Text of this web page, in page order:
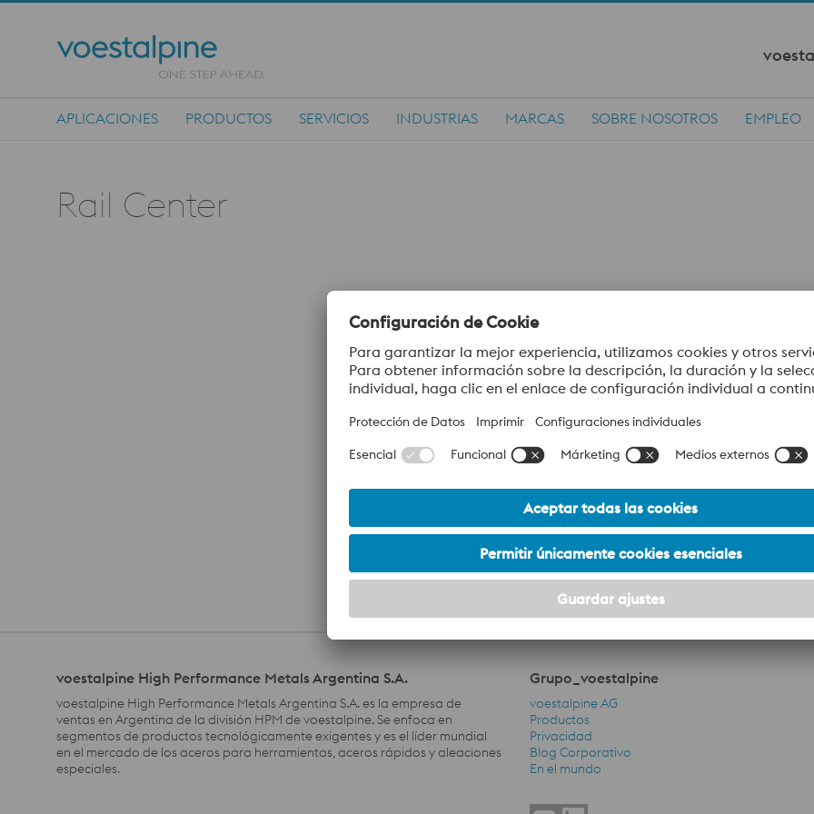
APLICACIONES PRODUCTOS SERVICIOS INDUSTRIAS MARCAS SOBRE NOSOTROS EMPLEO
Rail Center
voestalpine High Performance Metals Argentina S.A.
voestalpine High Performance Metals Argentina S.A. es la empresa de
ventas en Argentina de la división HPM de voestalpine. Se enfoca en
segmentos de productos tecnológicamente exigentes y es el líder mundial
en el mercado de los aceros para herramientas, aceros rápidos y aleaciones
especiales.
Grupo_voestalpine
Grupo_voestalpine Navigation
voestalpine AG
Productos
Privacidad
Blog Corporativo
En el mundo